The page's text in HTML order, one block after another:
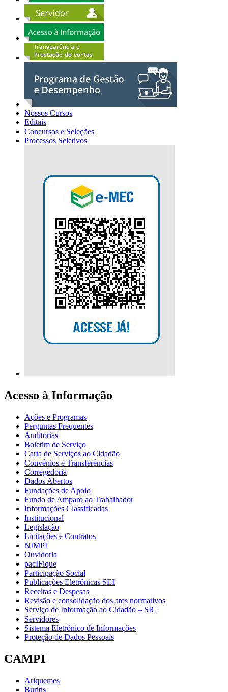
Nossos Cursos
Editais
Concursos e Seleções
Processos Seletivos
Acesso à Informação
Ações e Programas
Perguntas Frequentes
Auditorias
Boletim de Serviço
Carta de Serviços ao Cidadão
Convênios e Transferências
Corregedoria
Dados Abertos
Fundações de Apoio
Fundo de Amparo ao Trabalhador
Informações Classificadas
Institucional
Legislação
Licitações e Contratos
NIMPI
Ouvidoria
pacIFique
Participação Social
Publicações Eletrônicas SEI
Receitas e Despesas
Revisão e consolidação dos atos normativos
Serviço de Informação ao Cidadão – SIC
Servidores
Sistema Eletrônico de Informações
Proteção de Dados Pessoais
CAMPI
Ariquemes
Buritis